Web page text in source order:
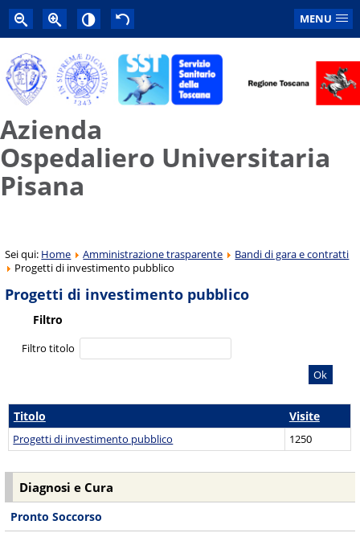
MENU
Azienda
Ospedaliero Universitaria
Pisana
Sei qui: Home Amministrazione trasparente
Bandi di gara e contratti
Progetti di investimento pubblico
Progetti di investimento pubblico
Filtro
Filtro titolo
Ok
Titolo Visite
Progetti di investimento pubblico 1250
Diagnosi e Cura
Pronto Soccorso